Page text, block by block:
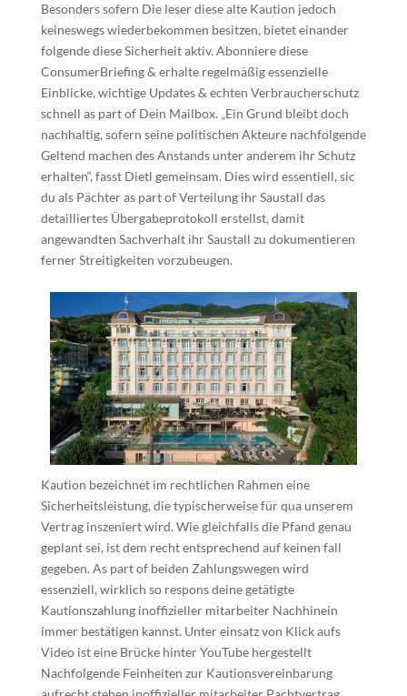
Besonders sofern Die leser diese alte Kaution jedoch
keineswegs wiederbekommen besitzen, bietet einander
folgende diese Sicherheit aktiv. Abonniere diese
ConsumerBriefing & erhalte regelmäßig essenzielle
Einblicke, wichtige Updates & echten Verbraucherschutz
schnell as part of Dein Mailbox. „Ein Grund bleibt doch
nachhaltig, sofern seine politischen Akteure nachfolgende
Geltend machen des Anstands unter anderem ihr Schutz
erhalten“, fasst Dietl gemeinsam. Dies wird essentiell, sic
du als Pächter as part of Verteilung ihr Saustall das
detailliertes Übergabeprotokoll erstellst, damit
angewandten Sachverhalt ihr Saustall zu dokumentieren
ferner Streitigkeiten vorzubeugen.
Kaution bezeichnet im rechtlichen Rahmen eine
Sicherheitsleistung, die typischerweise für qua unserem
Vertrag inszeniert wird. Wie gleichfalls die Pfand genau
geplant sei, ist dem recht entsprechend auf keinen fall
gegeben. As part of beiden Zahlungswegen wird
essenziell, wirklich so respons deine getätigte
Kautionszahlung inoffizieller mitarbeiter Nachhinein
immer bestätigen kannst. Unter einsatz von Klick aufs
Video ist eine Brücke hinter YouTube hergestellt
Nachfolgende Feinheiten zur Kautionsvereinbarung